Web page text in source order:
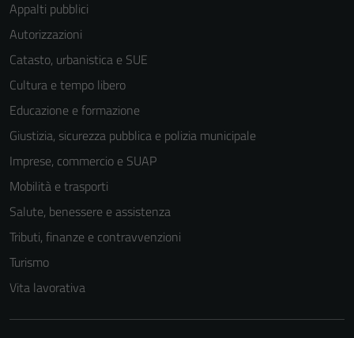
Appalti pubblici
Autorizzazioni
Catasto, urbanistica e SUE
Cultura e tempo libero
Educazione e formazione
Giustizia, sicurezza pubblica e polizia municipale
Imprese, commercio e SUAP
Mobilità e trasporti
Salute, benessere e assistenza
Tributi, finanze e contravvenzioni
Turismo
Vita lavorativa